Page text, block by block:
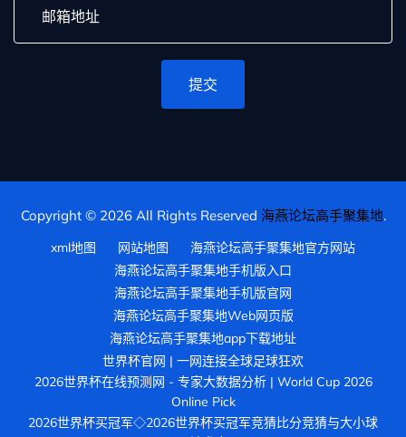
提交
Copyright © 2026 All Rights Reserved 海燕论坛高手聚集地.
xml地图 网站地图
海燕论坛高手聚集地官方网站
海燕论坛高手聚集地手机版入口
海燕论坛高手聚集地手机版官网
海燕论坛高手聚集地Web网页版
海燕论坛高手聚集地app下载地址
世界杯官网 | 一网连接全球足球狂欢
2026世界杯在线预测网 - 专家大数据分析 | World Cup 2026
Online Pick
2026世界杯买冠军◇2026世界杯买冠军竞猜比分竞猜与大小球